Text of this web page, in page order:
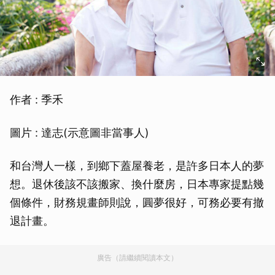
作者 : 季禾
圖片 : 達志(示意圖非當事人)
和台灣人一樣，到鄉下蓋屋養老，是許多日本人的夢
想。退休後該不該搬家、換什麼房，日本專家提點幾
個條件，財務規畫師則說，圓夢很好，可務必要有撤
退計畫。
廣告（請繼續閱讀本文）